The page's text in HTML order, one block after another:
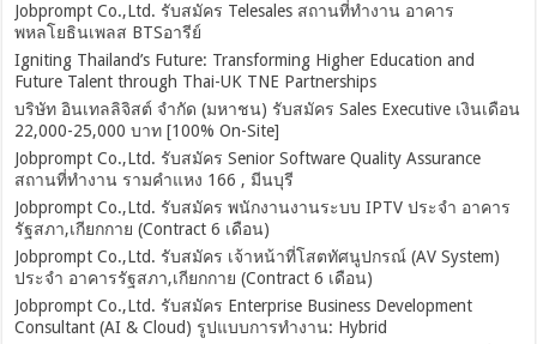
Jobprompt Co.,Ltd. รับสมัคร Telesales สถานที่ทำงาน อาคาร
พหลโยธินเพลส BTSอารีย์
Igniting Thailand’s Future: Transforming Higher Education and
Future Talent through Thai-UK TNE Partnerships
บริษัท อินเทลลิจิสต์ จำกัด (มหาชน) รับสมัคร Sales Executive เงินเดือน
22,000-25,000 บาท [100% On-Site]
Jobprompt Co.,Ltd. รับสมัคร Senior Software Quality Assurance
สถานที่ทำงาน รามคำแหง 166 , มีนบุรี
Jobprompt Co.,Ltd. รับสมัคร พนักงานงานระบบ IPTV ประจำ อาคาร
รัฐสภา,เกียกกาย (Contract 6 เดือน)
Jobprompt Co.,Ltd. รับสมัคร เจ้าหน้าที่โสตทัศนูปกรณ์ (AV System)
ประจำ อาคารรัฐสภา,เกียกกาย (Contract 6 เดือน)
Jobprompt Co.,Ltd. รับสมัคร Enterprise Business Development
Consultant (AI & Cloud) รูปแบบการทำงาน: Hybrid